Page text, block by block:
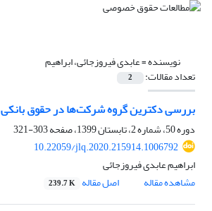
نویسنده =عابدی فیروزجائی، ابراهیم
تعداد مقالات: 2
بررسی دکترین گروه شرکت‌ها در حقوق بانکی
دوره 50، شماره 2، تابستان 1399، صفحه
303-321
10.22059/jlq.2020.215914.1006792
ابراهیم عابدی فیروزجائی
مشاهده مقاله
اصل مقاله 239.7 K